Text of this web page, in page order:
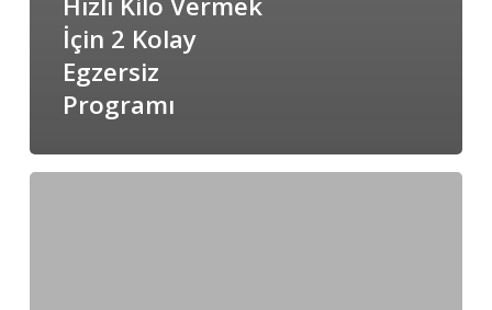
İçin 2 Kolay
Egzersiz
Programı